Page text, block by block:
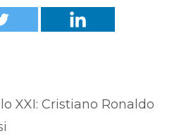
XXI: Cristiano Ronaldo